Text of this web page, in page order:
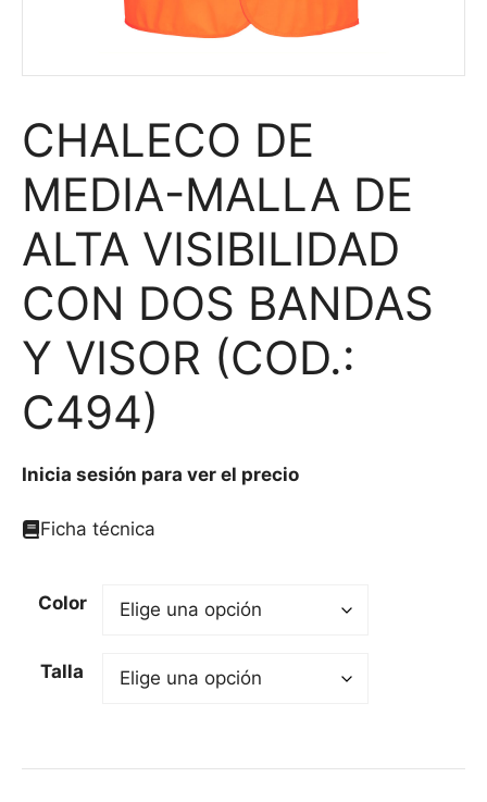
CHALECO DE
MEDIA-MALLA DE
ALTA VISIBILIDAD
CON DOS BANDAS
Y VISOR (COD.:
C494)
Inicia sesión para ver el precio
Ficha técnica
Color
Talla